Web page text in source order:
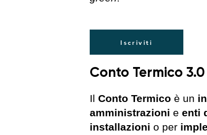
Iscriviti
Conto Termico
Il Conto Termico è un
amministrazioni e enti
installazioni o per